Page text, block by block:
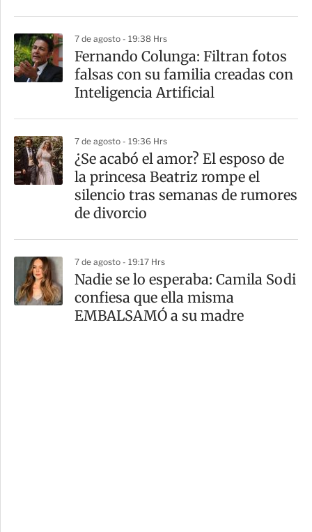
7 de agosto - 19:38 Hrs
Fernando Colunga: Filtran fotos
falsas con su familia creadas con
Inteligencia Artificial
7 de agosto - 19:36 Hrs
¿Se acabó el amor? El esposo de
la princesa Beatriz rompe el
silencio tras semanas de rumores
de divorcio
7 de agosto - 19:17 Hrs
Nadie se lo esperaba: Camila Sodi
confiesa que ella misma
EMBALSAMÓ a su madre